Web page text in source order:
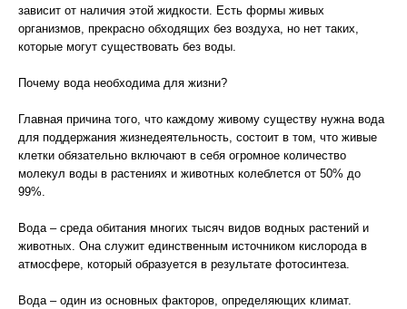
зависит от наличия этой жидкости. Есть формы живых
организмов, прекрасно обходящих без воздуха, но нет таких,
которые могут существовать без воды.
Почему вода необходима для жизни?
Главная причина того, что каждому живому существу нужна вода
для поддержания жизнедеятельность, состоит в том, что живые
клетки обязательно включают в себя огромное количество
молекул воды в растениях и животных колеблется от 50% до
99%.
Вода – среда обитания многих тысяч видов водных растений и
животных. Она служит единственным источником кислорода в
атмосфере, который образуется в результате фотосинтеза.
Вода – один из основных факторов, определяющих климат.